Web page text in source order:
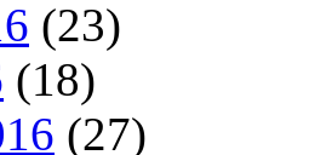
(23)
(18)
(27)